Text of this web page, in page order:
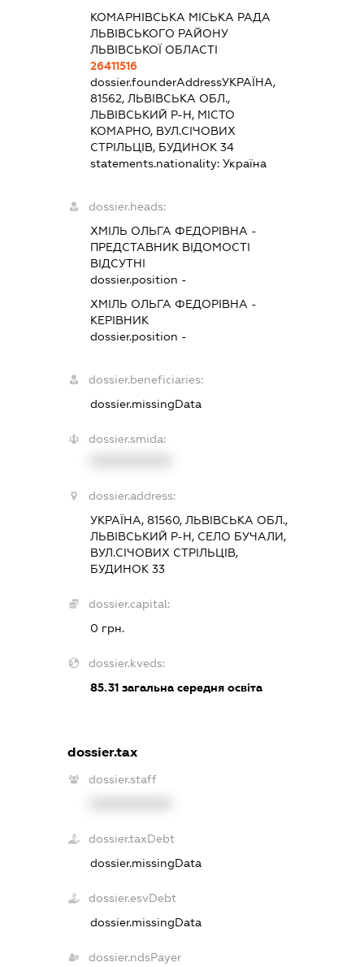
КОМАРНІВСЬКА МІСЬКА РАДА
ЛЬВІВСЬКОГО РАЙОНУ
ЛЬВІВСЬКОЇ ОБЛАСТІ
26411516
dossier.founderAddressУКРАЇНА,
81562, ЛЬВІВСЬКА ОБЛ.,
ЛЬВІВСЬКИЙ Р-Н, МІСТО
КОМАРНО, ВУЛ.СІЧОВИХ
СТРІЛЬЦІВ, БУДИНОК 34
statements.nationality: Україна
dossier.heads:
ХМІЛЬ ОЛЬГА ФЕДОРІВНА -
ПРЕДСТАВНИК ВІДОМОСТІ
ВІДСУТНІ
dossier.position -
ХМІЛЬ ОЛЬГА ФЕДОРІВНА -
КЕРІВНИК
dossier.position -
dossier.beneficiaries:
dossier.missingData
dossier.smida:
dossier.address:
УКРАЇНА, 81560, ЛЬВІВСЬКА ОБЛ.,
ЛЬВІВСЬКИЙ Р-Н, СЕЛО БУЧАЛИ,
ВУЛ.СІЧОВИХ СТРІЛЬЦІВ,
БУДИНОК 33
dossier.capital:
0 грн.
dossier.kveds:
85.31загальна середня освіта
dossier.tax
dossier.staff
dossier.taxDebt
dossier.missingData
dossier.esvDebt
dossier.missingData
dossier.ndsPayer